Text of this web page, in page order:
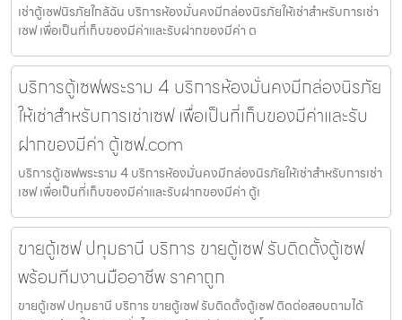
เช่าตู้เซฟนิรภัยใกล้ฉัน บริการห้องมั่นคงมีกล่องนิรภัยให้เช่าสำหรับการเช่า
เซฟ เพื่อเป็นที่เก็บของมีค่าและรับฝากของมีค่า ต
บริการตู้เซฟพระราม 4 บริการห้องมั่นคงมีกล่องนิรภัย
ให้เช่าสำหรับการเช่าเซฟ เพื่อเป็นที่เก็บของมีค่าและรับ
ฝากของมีค่า ตู้เซฟ.com
บริการตู้เซฟพระราม 4 บริการห้องมั่นคงมีกล่องนิรภัยให้เช่าสำหรับการเช่า
เซฟ เพื่อเป็นที่เก็บของมีค่าและรับฝากของมีค่า ตู้เ
ขายตู้เซฟ ปทุมธานี บริการ ขายตู้เซฟ รับติดตั้งตู้เซฟ
พร้อมทีมงานมืออาชีพ ราคาถูก
ขายตู้เซฟ ปทุมธานี บริการ ขายตู้เซฟ รับติดตั้งตู้เซฟ ติดต่อสอบถามได้